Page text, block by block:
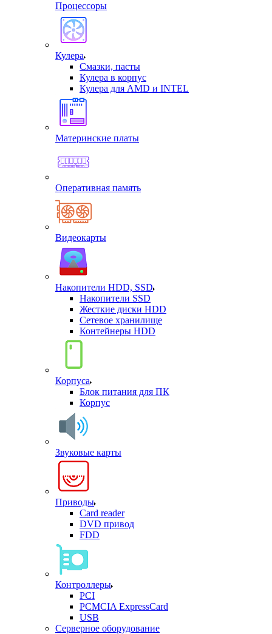
Процессоры
Кулера
Смазки, пасты
Кулера в корпус
Кулера для AMD и INTEL
Материнские платы
Оперативная память
Видеокарты
Накопители HDD, SSD
Накопители SSD
Жесткие диски HDD
Сетевое хранилище
Контейнеры HDD
Корпуса
Блок питания для ПК
Корпус
Звуковые карты
Приводы
Card reader
DVD привод
FDD
Контроллеры
PCI
PCMCIA ExpressCard
USB
Cерверное оборудование